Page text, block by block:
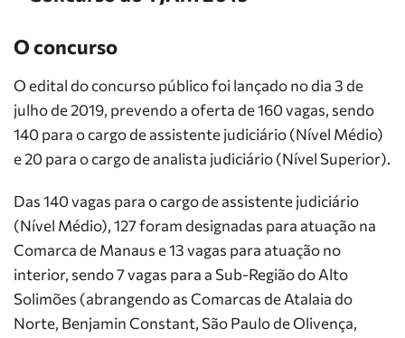
O concurso
O edital do concurso público foi lançado no dia 3 de
julho de 2019, prevendo a oferta de 160 vagas, sendo
140 para o cargo de assistente judiciário (Nível Médio)
e 20 para o cargo de analista judiciário (Nível Superior).
Das 140 vagas para o cargo de assistente judiciário
(Nível Médio), 127 foram designadas para atuação na
Comarca de Manaus e 13 vagas para atuação no
interior, sendo 7 vagas para a Sub-Região do Alto
Solimões (abrangendo as Comarcas de Atalaia do
Norte, Benjamin Constant, São Paulo de Olivença,